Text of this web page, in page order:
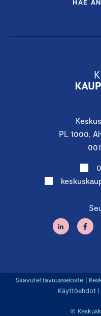
PL 1000,
HAE
©
Saavutettavuusseloste |
Käyttöehdot |